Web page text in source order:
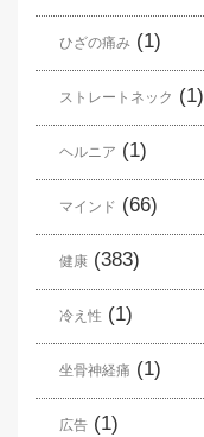
ひざの痛み (1)
ストレートネック (1)
ヘルニア (1)
マインド (66)
健康 (383)
冷え性 (1)
坐骨神経痛 (1)
広告 (1)